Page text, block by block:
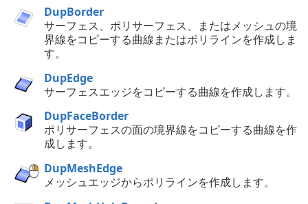
DupBorder
サーフェス、ポリサーフェス、またはメッシュの境
界線をコピーする曲線またはポリラインを作成しま
す。
DupEdge
サーフェスエッジをコピーする曲線を作成します。
DupFaceBorder
ポリサーフェスの面の境界線をコピーする曲線を作
成します。
DupMeshEdge
メッシュエッジからポリラインを作成します。